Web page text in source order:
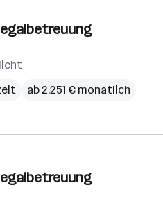
ab 2.251 € monatlich